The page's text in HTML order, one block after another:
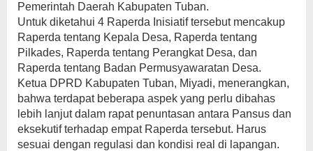
Pemerintah Daerah Kabupaten Tuban.
Untuk diketahui 4 Raperda Inisiatif tersebut mencakup
Raperda tentang Kepala Desa, Raperda tentang
Pilkades, Raperda tentang Perangkat Desa, dan
Raperda tentang Badan Permusyawaratan Desa.
Ketua DPRD Kabupaten Tuban, Miyadi, menerangkan,
bahwa terdapat beberapa aspek yang perlu dibahas
lebih lanjut dalam rapat penuntasan antara Pansus dan
eksekutif terhadap empat Raperda tersebut. Harus
sesuai dengan regulasi dan kondisi real di lapangan.